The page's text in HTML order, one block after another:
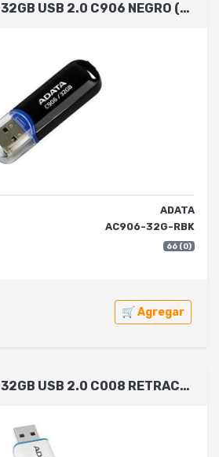
MEMORIA ADATA 32GB USB 2.0 C906 NEGRO (AC906-32G-RBK)
ADATA
AC906-32G-RBK
66 (0)
🛒 Agregar
MEMORIA ADATA 32GB USB 2.0 C008 RETRACTIL BLANCO-AZUL (AC008-32G-RWE)